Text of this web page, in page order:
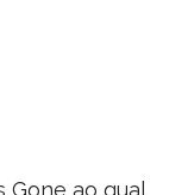
Gone ao qual